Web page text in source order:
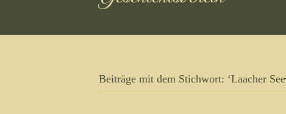
Beiträge mit dem Stichwort: ‘Laacher See̵